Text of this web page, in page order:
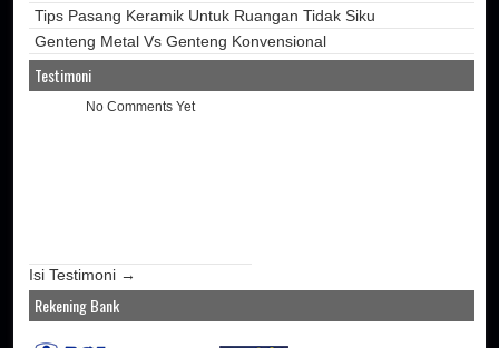
Tips Pasang Keramik Untuk Ruangan Tidak Siku
Genteng Metal Vs Genteng Konvensional
Testimoni
No Comments Yet
Isi Testimoni →
Rekening Bank